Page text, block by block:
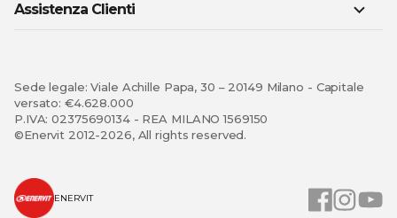
Assistenza Clienti
Sede legale: Viale Achille Papa, 30 – 20149 Milano - Capitale
versato: €4.628.000
P.IVA: 02375690134 - REA MILANO 1569150
©Enervit 2012-2026, All rights reserved.
ENERVIT